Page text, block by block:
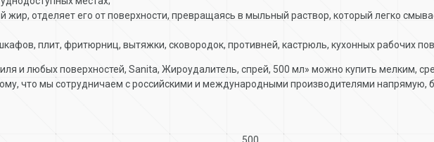
отделяет его от поверхности, превращаясь в мыльный раствор, который легко
плит, фритюрниц, вытяжки, сковородок, противней, кастрюль, кухонных рабочих
и любых поверхностей, Sanita, Жироудалитель, спрей, 500 мл» можно купить мелким,
что мы сотрудничаем с российскими и международными производителями напрямую,
500